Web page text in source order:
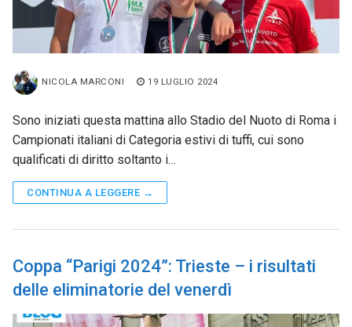
NICOLA MARCONI 19 LUGLIO 2024
Sono iniziati questa mattina allo Stadio del Nuoto di Roma i
Campionati italiani di Categoria estivi di tuffi, cui sono
qualificati di diritto soltanto i…
CONTINUA A LEGGERE →
Coppa “Parigi 2024”: Trieste – i risultati
delle eliminatorie del venerdì